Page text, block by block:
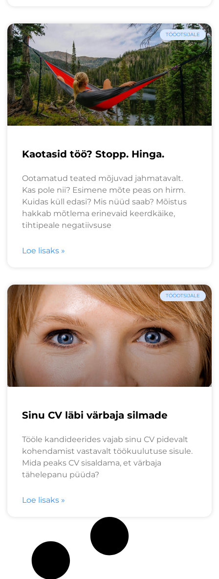
TÖÖOTSIJALE
Kaotasid töö? Stopp. Hinga.
Ootamatud teated mõjuvad jahmatavalt.
Kas pole nii? Esimene mõte peas on hirm.
Kuidas küll edasi? Mis nüüd saab? Mõistus
hakkab mõtlema erinevaid keerdkäike,
tihtipeale negatiivsuse
Loe lisaks »
TÖÖOTSIJALE
Sinu CV läbi värbaja silmade
Tööle kandideerides vajab sinu CV pidevalt
kohendamist vastavalt töökuulutuse sisule.
Mida peaks CV sisaldama, et värbaja
tähelepanu püüda?
Loe lisaks »